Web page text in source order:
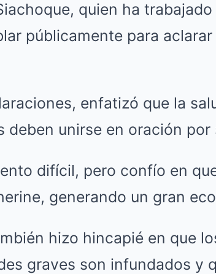
quien ha
públicamente para
enfatizó que la
deben unirse en oración por
difícil, pero confío en
generando un gran
hizo hincapié en que
graves son infundados y